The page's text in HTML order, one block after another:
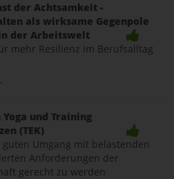
der Achtsamkeit -
als wirksame Gegenpole
der Arbeitswelt
mehr Resilienz im Berufsalltag
und Training
(TEK)
Umgang mit belastenden
Anforderungen der
gerecht zu werden